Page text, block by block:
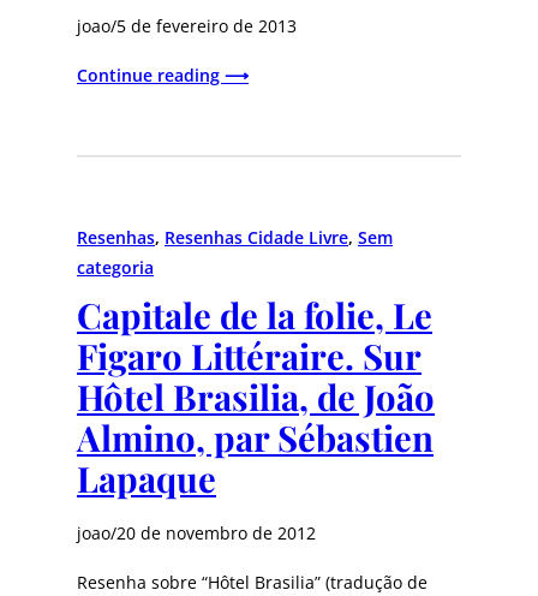
joao/5 de fevereiro de 2013
Continue reading ⟶
Resenhas, Resenhas Cidade Livre, Sem
categoria
Capitale de la folie, Le
Figaro Littéraire. Sur
Hôtel Brasilia, de João
Almino, par Sébastien
Lapaque
joao/20 de novembro de 2012
Resenha sobre “Hôtel Brasilia” (tradução de